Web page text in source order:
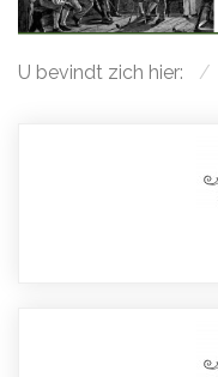
U bevindt zich hier: